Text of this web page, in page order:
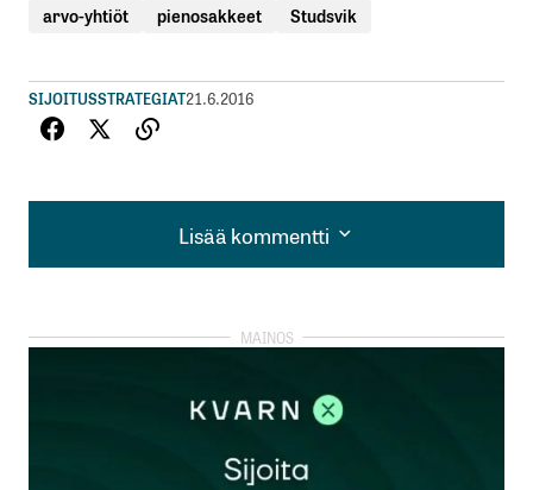
arvo-yhtiöt pienosakkeet Studsvik
SIJOITUSSTRATEGIAT21.6.2016
Lisää kommentti
Lisää kommentti
kirjautua
rekisteröityä